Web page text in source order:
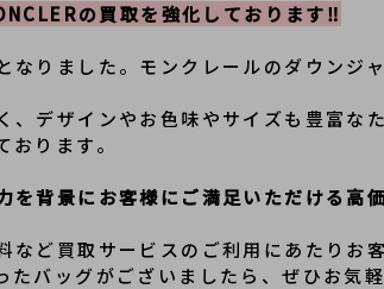
の買取を強化しております‼
なりました。モンクレールのダウンジ
、デザインやお色味やサイズも豊富な
ります。
を背景にお客様にご満足いただける高
など買取サービスのご利用にあたりお
たバッグがございましたら、ぜひお気